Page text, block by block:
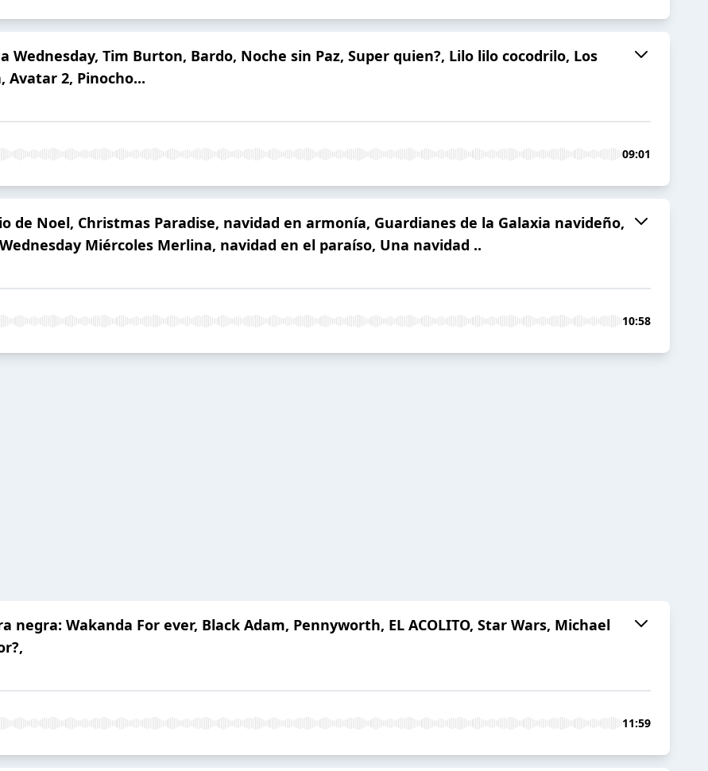
Wednesday, Tim Burton, Bardo, Noche sin Paz, Super quien?, Lilo lilo cocodrilo, Los
Avatar 2, Pinocho...
09:01
de Noel, Christmas Paradise, navidad en armonía, Guardianes de la Galaxia navideño,
Miércoles Merlina, navidad en el paraíso, Una navidad ..
10:58
negra: Wakanda For ever, Black Adam, Pennyworth, EL ACOLITO, Star Wars, Michael
11:59